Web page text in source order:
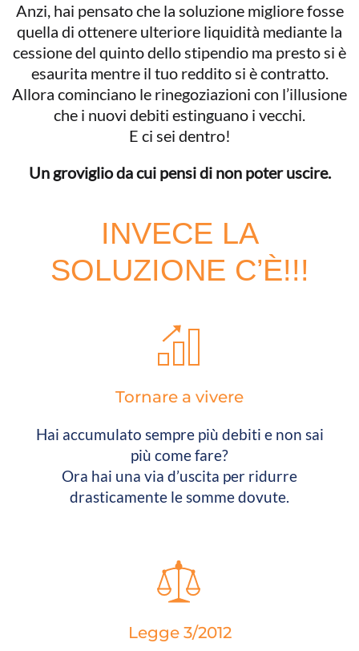
Anzi, hai pensato che la soluzione migliore fosse
quella di ottenere ulteriore liquidità mediante la
cessione del quinto dello stipendio ma presto si è
esaurita mentre il tuo reddito si è contratto.
Allora cominciano le rinegoziazioni con l’illusione
che i nuovi debiti estinguano i vecchi.
E ci sei dentro!
Un groviglio da cui pensi di non poter uscire.
INVECE LA
SOLUZIONE C’È!!!
Tornare a vivere
Hai accumulato sempre più debiti e non sai
più come fare?
Ora hai una via d’uscita per ridurre
drasticamente le somme dovute.
Legge 3/2012